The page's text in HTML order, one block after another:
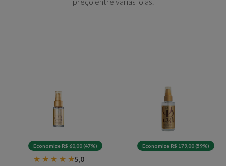
Economize R$ 60,00 (47%)
★ ★ ★ ★ ★5,0
Economize R$ 179,00 (59%)